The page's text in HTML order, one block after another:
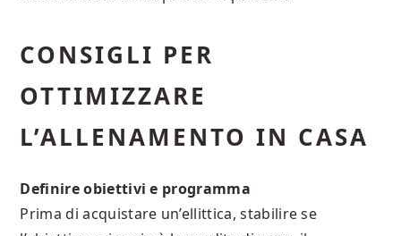
CONSIGLI PER
OTTIMIZZARE
L’ALLENAMENTO IN CASA
Definire obiettivi e programma
Prima di acquistare un’ellittica, stabilire se